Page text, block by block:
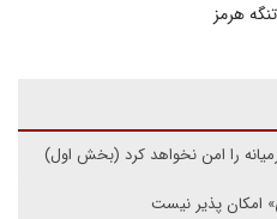
هرمز
را امن نخواهد کرد (بخش اول)
امکان پذیر نیست